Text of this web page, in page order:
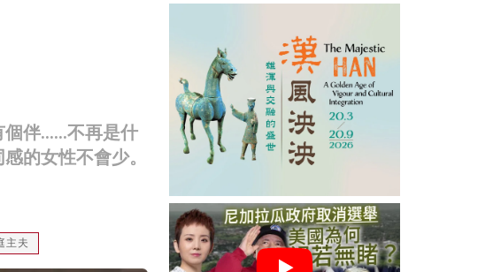
個伴……不再是什
的女性不會少。
主夫